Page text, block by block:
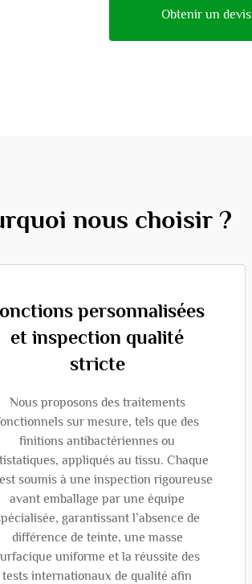
Obtenir un devis
nous choisir ?
personnalisées
et inspection qualité
stricte
Nous proposons des traitements
sur mesure, tels que des
finitions antibactériennes ou
appliqués au tissu. Chaque
soumis à une inspection rigoureuse
avant emballage par une équipe
garantissant l’absence de
différence de teinte, une masse
uniforme et la réussite des
tests internationaux de qualité afin